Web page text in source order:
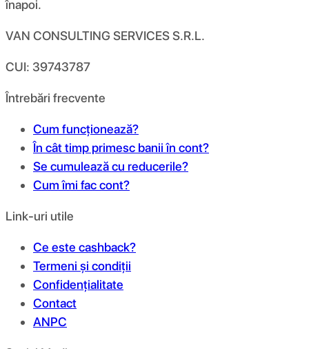
înapoi.
VAN CONSULTING SERVICES S.R.L.
CUI: 39743787
Întrebări frecvente
Cum funcționează?
În cât timp primesc banii în cont?
Se cumulează cu reducerile?
Cum îmi fac cont?
Link-uri utile
Ce este cashback?
Termeni și condiții
Confidențialitate
Contact
ANPC